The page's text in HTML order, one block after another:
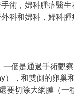
術，婦科腫瘤醫
科和婦科，婦科
個是通過手術觀
），和雙側的卵巢
要切除大網膜（